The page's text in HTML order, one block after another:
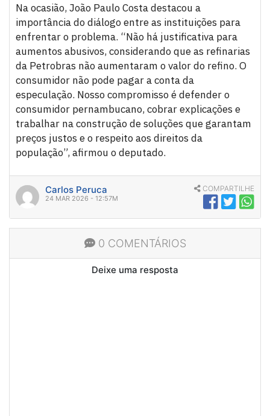
Na ocasião, João Paulo Costa destacou a
importância do diálogo entre as instituições para
enfrentar o problema. “Não há justificativa para
aumentos abusivos, considerando que as refinarias
da Petrobras não aumentaram o valor do refino. O
consumidor não pode pagar a conta da
especulação. Nosso compromisso é defender o
consumidor pernambucano, cobrar explicações e
trabalhar na construção de soluções que garantam
preços justos e o respeito aos direitos da
população”, afirmou o deputado.
Carlos Peruca
24 MAR 2026 - 12:57M
COMPARTILHE
0 COMENTÁRIOS
Deixe uma resposta